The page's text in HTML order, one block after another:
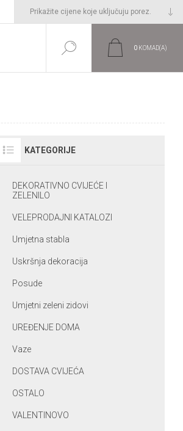
0 KOMAD(A)
KATEGORIJE
DEKORATIVNO CVIJEĆE I
ZELENILO
VELEPRODAJNI KATALOZI
Umjetna stabla
Uskršnja dekoracija
Posude
Umjetni zeleni zidovi
UREĐENJE DOMA
Vaze
DOSTAVA CVIJEĆA
OSTALO
VALENTINOVO